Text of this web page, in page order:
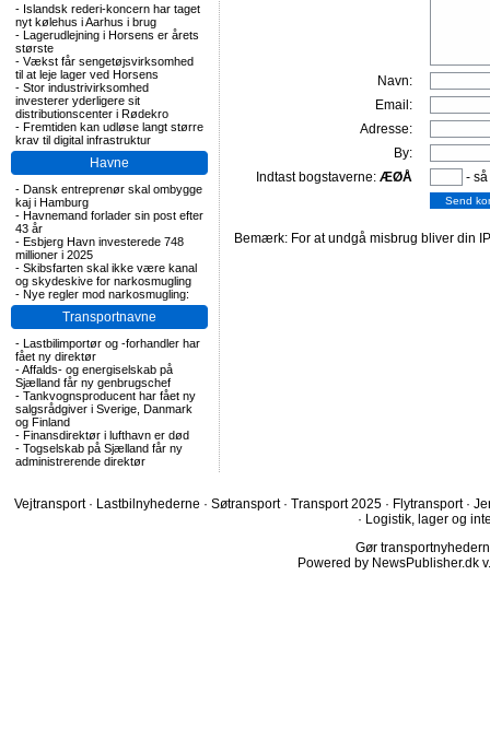
- Islandsk rederi-koncern har taget
nyt kølehus i Aarhus i brug
- Lagerudlejning i Horsens er årets
største
- Vækst får sengetøjsvirksomhed
til at leje lager ved Horsens
- Stor industrivirksomhed
investerer yderligere sit
distributionscenter i Rødekro
- Fremtiden kan udløse langt større
krav til digital infrastruktur
Havne
- Dansk entreprenør skal ombygge
kaj i Hamburg
- Havnemand forlader sin post efter
43 år
- Esbjerg Havn investerede 748
millioner i 2025
- Skibsfarten skal ikke være kanal
og skydeskive for narkosmugling
- Nye regler mod narkosmugling:
Transportnavne
- Lastbilimportør og -forhandler har
fået ny direktør
-Affalds- og energiselskab på
Sjælland får ny genbrugschef
- Tankvognsproducent har fået ny
salgsrådgiver i Sverige, Danmark
og Finland
- Finansdirektør i lufthavn er død
- Togselskab på Sjælland får ny
administrerende direktør
Navn:
Email:
Adresse:
By:
Indtast bogstaverne: ÆØÅ -
Bemærk: For at undgå misbrug bliver din
Vejtransport · Lastbilnyhederne · Søtransport · Transport 2025 · Flytransport ·
· Logistik, lager og
Gør
Powered by NewsPublisher.dk